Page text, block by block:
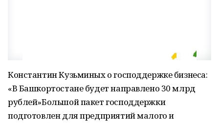
Константин Кузьминых о господдержке бизнеса:
«В Башкортостане будет направлено 30 млрд
рублей»Большой пакет господдержки
подготовлен для предприятий малого и